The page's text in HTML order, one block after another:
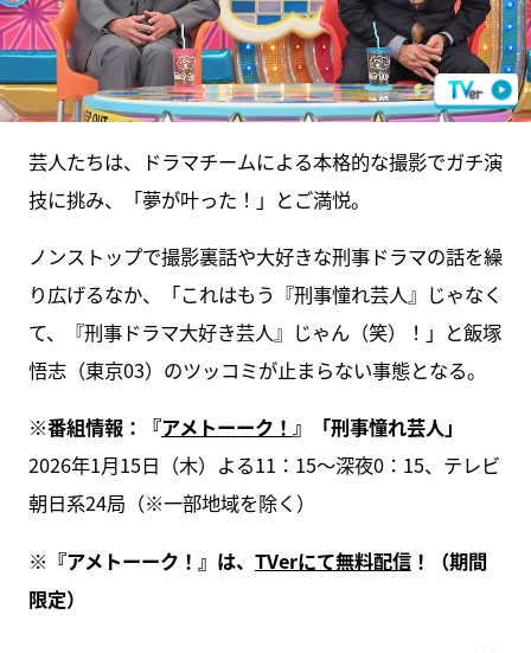
芸人たちは、ドラマチームによる本格的な撮影でガチ演
技に挑み、「夢が叶った！」とご満悦。
ノンストップで撮影裏話や大好きな刑事ドラマの話を繰
り広げるなか、「これはもう『刑事憧れ芸人』じゃなく
て、『刑事ドラマ大好き芸人』じゃん（笑）！」と飯塚
悟志（東京03）のツッコミが止まらない事態となる。
※番組情報：『アメトーーク！ 』「刑事憧れ芸人」
2026年1月15日（木）よる11：15～深夜0：15、テレビ
朝日系24局（※一部地域を除く）
※『アメトーーク！』は、 TVerにて無料配信！（期間
限定）